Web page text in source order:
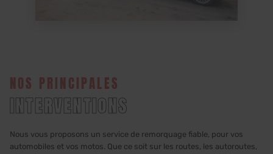
NOS PRINCIPALES
INTERVENTIONS
Nous vous proposons un service de remorquage fiable, pour vos
automobiles et vos motos. Que ce soit sur les routes, les autoroutes,